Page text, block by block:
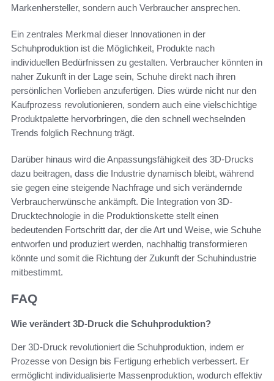
Markenhersteller, sondern auch Verbraucher ansprechen.
Ein zentrales Merkmal dieser Innovationen in der
Schuhproduktion ist die Möglichkeit, Produkte nach
individuellen Bedürfnissen zu gestalten. Verbraucher könnten in
naher Zukunft in der Lage sein, Schuhe direkt nach ihren
persönlichen Vorlieben anzufertigen. Dies würde nicht nur den
Kaufprozess revolutionieren, sondern auch eine vielschichtige
Produktpalette hervorbringen, die den schnell wechselnden
Trends folglich Rechnung trägt.
Darüber hinaus wird die Anpassungsfähigkeit des 3D-Drucks
dazu beitragen, dass die Industrie dynamisch bleibt, während
sie gegen eine steigende Nachfrage und sich verändernde
Verbraucherwünsche ankämpft. Die Integration von 3D-
Drucktechnologie in die Produktionskette stellt einen
bedeutenden Fortschritt dar, der die Art und Weise, wie Schuhe
entworfen und produziert werden, nachhaltig transformieren
könnte und somit die Richtung der Zukunft der Schuhindustrie
mitbestimmt.
FAQ
Wie verändert 3D-Druck die Schuhproduktion?
Der 3D-Druck revolutioniert die Schuhproduktion, indem er
Prozesse von Design bis Fertigung erheblich verbessert. Er
ermöglicht individualisierte Massenproduktion, wodurch effektiv